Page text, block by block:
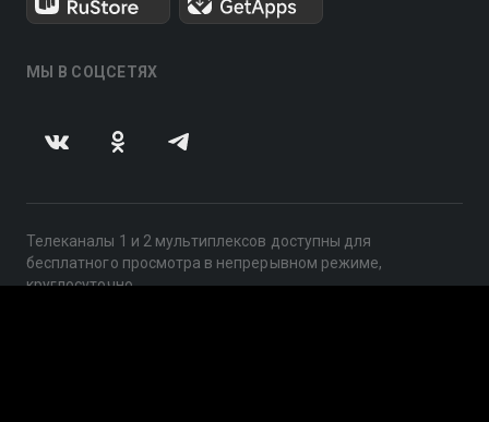
МЫ В СОЦСЕТЯХ
Телеканалы 1 и 2 мультиплексов доступны для
бесплатного просмотра в непрерывном режиме,
круглосуточно.